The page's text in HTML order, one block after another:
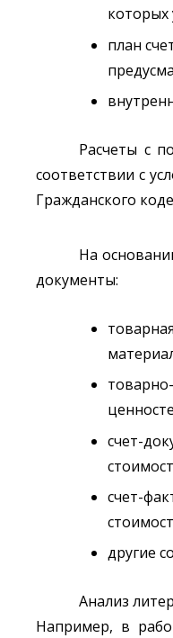
которых
план
Расчеты с
соответствии с
Гражданского
На
документы:
счет-
счет-
другие
Анализ
Например, в